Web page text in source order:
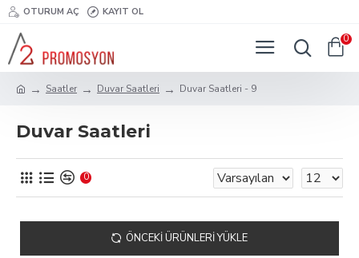
OTURUM AÇ KAYIT OL
0
Saatler Duvar Saatleri Duvar Saatleri - 9
Duvar Saatleri
0
ÖNCEKI ÜRÜNLERI YÜKLE